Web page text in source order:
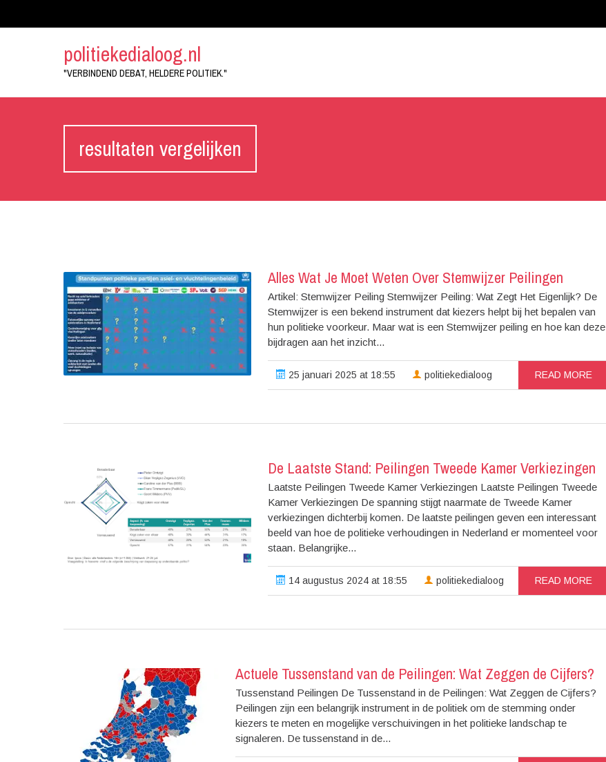
politiekedialoog.nl
"VERBINDEND DEBAT, HELDERE POLITIEK."
resultaten vergelijken
Alles Wat Je Moet Weten Over Stemwijzer Peilingen
Artikel: Stemwijzer Peiling Stemwijzer Peiling: Wat Zegt Het Eigenlijk? De
Stemwijzer is een bekend instrument dat kiezers helpt bij het bepalen van
hun politieke voorkeur. Maar wat is een Stemwijzer peiling en hoe kan deze
bijdragen aan het inzicht...
25 januari 2025 at 18:55 politiekedialoog READ MORE
De Laatste Stand: Peilingen Tweede Kamer Verkiezingen
Laatste Peilingen Tweede Kamer Verkiezingen Laatste Peilingen Tweede
Kamer Verkiezingen De spanning stijgt naarmate de Tweede Kamer
verkiezingen dichterbij komen. De laatste peilingen geven een interessant
beeld van hoe de politieke verhoudingen in Nederland er momenteel voor
staan. Belangrijke...
14 augustus 2024 at 18:55 politiekedialoog READ MORE
Actuele Tussenstand van de Peilingen: Wat Zeggen de Cijfers?
Tussenstand Peilingen De Tussenstand in de Peilingen: Wat Zeggen de Cijfers?
Peilingen zijn een belangrijk instrument in de politiek om de stemming onder
kiezers te meten en mogelijke verschuivingen in het politieke landschap te
signaleren. De tussenstand in de...